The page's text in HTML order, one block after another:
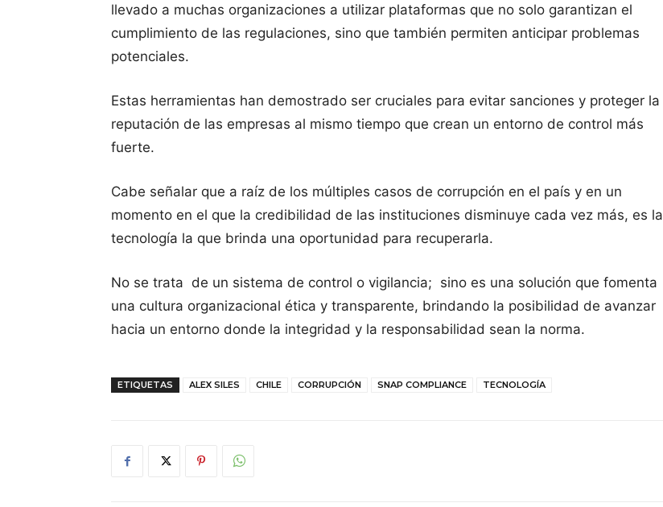
llevado a muchas organizaciones a utilizar plataformas que no solo garantizan el
cumplimiento de las regulaciones, sino que también permiten anticipar problemas
potenciales.
Estas herramientas han demostrado ser cruciales para evitar sanciones y proteger la
reputación de las empresas al mismo tiempo que crean un entorno de control más
fuerte.
Cabe señalar que a raíz de los múltiples casos de corrupción en el país y en un
momento en el que la credibilidad de las instituciones disminuye cada vez más, es la
tecnología la que brinda una oportunidad para recuperarla.
No se trata de un sistema de control o vigilancia; sino es una solución que fomenta
una cultura organizacional ética y transparente, brindando la posibilidad de avanzar
hacia un entorno donde la integridad y la responsabilidad sean la norma.
ETIQUETAS ALEX SILES CHILE CORRUPCIÓN SNAP COMPLIANCE TECNOLOGÍA